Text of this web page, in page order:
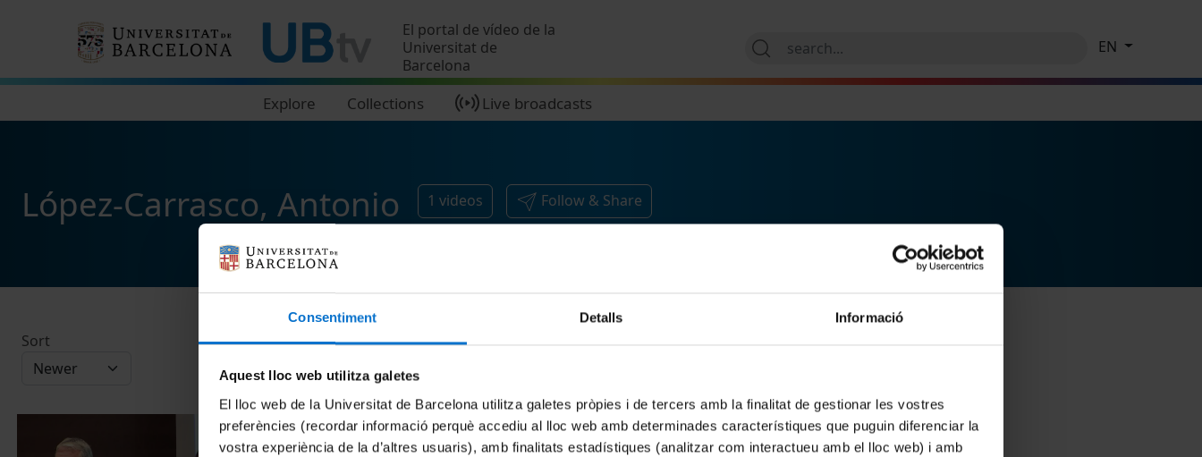
Consentiment Detalls Informació
Aquest lloc web utilitza galetes
El lloc web de la Universitat de Barcelona utilitza galetes pròpies i de tercers amb la finalitat de gestionar les vostres
preferències (recordar informació perquè accediu al lloc web amb determinades característiques que puguin diferenciar la
vostra experiència de la d’altres usuaris), amb finalitats estadístiques (analitzar com interactueu amb el lloc web) i amb
El portal de vídeo de la
Universitat de
Barcelona
Explore Collections Live broadcasts
EN
López-Carrasco, Antonio 1 videos Follow & Share
Sort